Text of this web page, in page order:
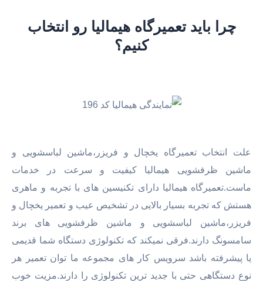
چرا باید تعمیرگاه هیمالیا رو انتخاب
کنیم؟
علت انتخاب تعمیرگاه یخچال و فریزر،ماشین لباسشویی و
ماشین ظرفشویی هیمالیا کیفیت و سرعت در خدمات
ماست.تعمیرگاه هیمالیا دارای تکنیسین های با تجربه و ماهری
هستش که تجربه بسیار بالایی در تشخیص عیب و تعمیر یخچال و
فریزر،ماشین لباسشویی و ماشین ظرفشویی های برند
سامسونگ دارند.فرقی نمیکند که تکنولوژی دستگاه شما قدیمی
یا پیشرفته باشد سرویس کار های مجموعه ما توان تعمیر هر
نوع دستگاهی حتی با جدید ترین تکنولوژی را دارند.مزیت خوب